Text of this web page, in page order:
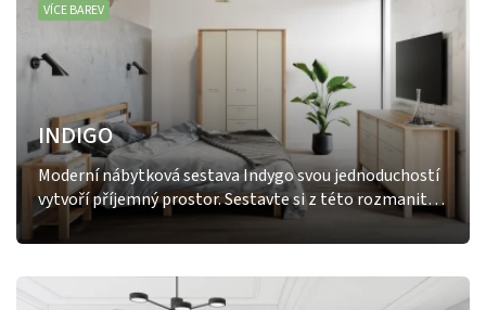
VÍCE BAREV
INDIGO
Moderní nábytková sestava Indygo svou jednoduchostí
vytvoří příjemný prostor. Sestavte si z této rozmanité
kolekce vybavení ložnice i obývacího pokoje přesně šité
na míru Vašemu prostoru. Kovové úchyty zlaté barvy
dodávají nábytku elegantní vzhled.